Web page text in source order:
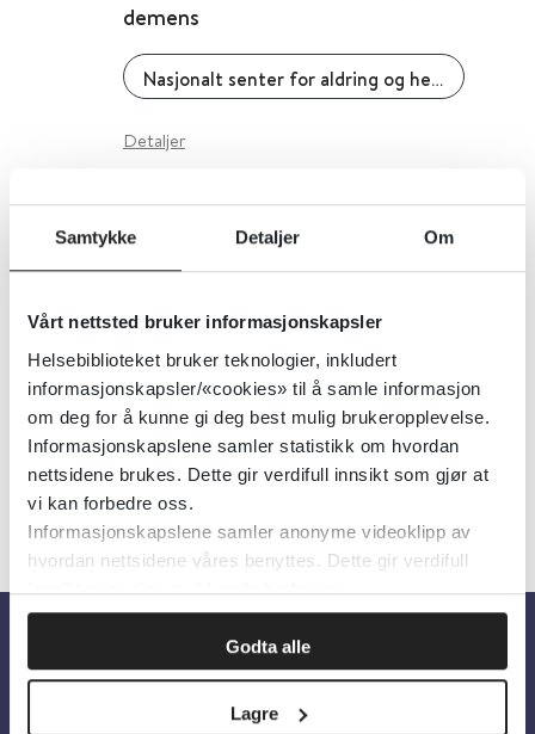
Samtykke Detaljer Om
Vårt nettsted bruker informasjonskapsler
Helsebiblioteket bruker teknologier, inkludert
informasjonskapsler/«cookies» til å samle informasjon
om deg for å kunne gi deg best mulig brukeropplevelse.
Informasjonskapslene samler statistikk om hvordan
nettsidene brukes. Dette gir verdifull innsikt som gjør at
vi kan forbedre oss.
Informasjonskapslene samler anonyme videoklipp av
hvordan nettsidene våres benyttes. Dette gir verdifull
innsikt som gjør at vi kan forbedre oss.
Godta alle
Lagre
demens
Nasjonalt senter for aldring og helse
Detaljer
OSLA - Observasjonsskala for
bevissthetsnivå
Den norske legeforening
Detaljer
Om oss